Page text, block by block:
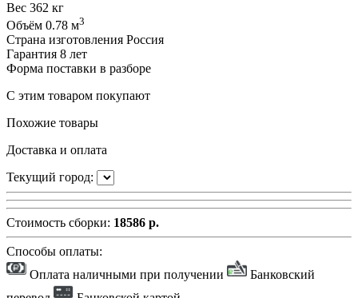
Вес 362 кг
Объём 0.78 м3
Страна изготовления Россия
Гарантия 8 лет
Форма поставки в разборе
С этим товаром покупают
Похожие товары
Доставка и оплата
Текущий город:
Стоимость сборки: 18586 р.
Способы оплаты:
Оплата наличными при получении
Банковский